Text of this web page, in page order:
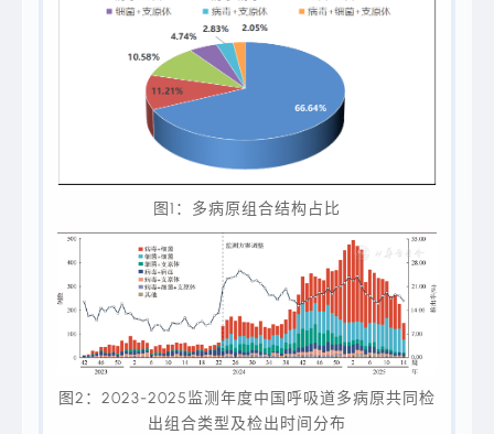
图1：多病原组合结构占比
图2：2023-2025监测年度中国呼吸道多病原共同检
出组合类型及检出时间分布